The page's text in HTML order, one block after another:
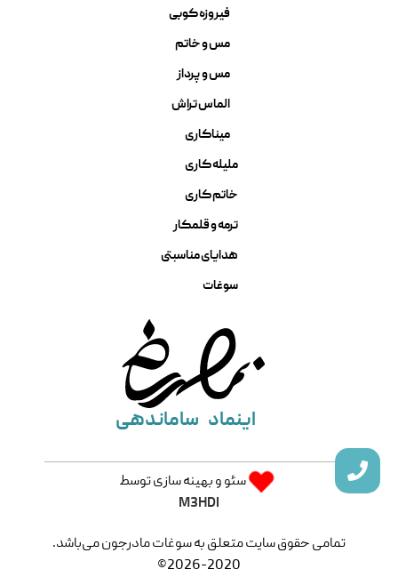
فیروزه کوبی
مس و خاتم
مس و پرداز
الماس تراش
میناکاری
ملیله کاری
خاتم کاری
ترمه و قلمکار
هدایای مناسبتی
سوغات
اینماد ساماندهی
سئو و بهینه سازی توسط
M3HDI
تمامی حقوق سایت متعلق به سوغات مادرجون می‌باشد.